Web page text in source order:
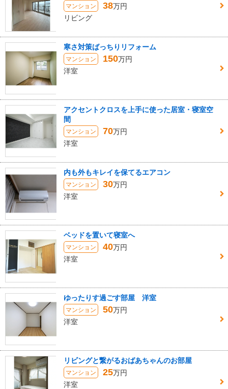
マンション 38万円
リビング
寒さ対策ばっちりリフォーム
マンション 150万円
洋室
アクセントクロスを上手に使った居室・寝室空
間
マンション 70万円
洋室
内も外もキレイを保てるエアコン
マンション 30万円
洋室
ベッドを置いて寝室へ
マンション 40万円
洋室
ゆったりす過ごす部屋 洋室
マンション 50万円
洋室
リビングと繋がるおばあちゃんのお部屋
マンション 25万円
洋室